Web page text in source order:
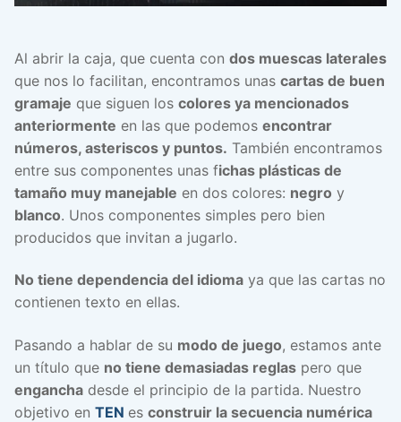
Al abrir la caja, que cuenta con dos muescas laterales
que nos lo facilitan, encontramos unas cartas de buen
gramaje que siguen los colores ya mencionados
anteriormente en las que podemos encontrar
números, asteriscos y puntos. También encontramos
entre sus componentes unas fichas plásticas de
tamaño muy manejable en dos colores: negro y
blanco. Unos componentes simples pero bien
producidos que invitan a jugarlo.
No tiene dependencia del idioma ya que las cartas no
contienen texto en ellas.
Pasando a hablar de su modo de juego, estamos ante
un título que no tiene demasiadas reglas pero que
engancha desde el principio de la partida. Nuestro
objetivo en TEN es construir la secuencia numérica